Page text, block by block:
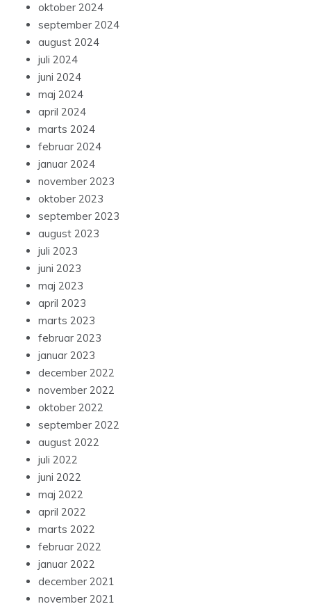
oktober 2024
september 2024
august 2024
juli 2024
juni 2024
maj 2024
april 2024
marts 2024
februar 2024
januar 2024
november 2023
oktober 2023
september 2023
august 2023
juli 2023
juni 2023
maj 2023
april 2023
marts 2023
februar 2023
januar 2023
december 2022
november 2022
oktober 2022
september 2022
august 2022
juli 2022
juni 2022
maj 2022
april 2022
marts 2022
februar 2022
januar 2022
december 2021
november 2021